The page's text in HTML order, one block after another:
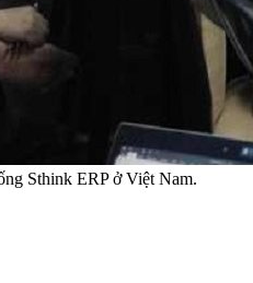
Sthink ERP ở Việt Nam.